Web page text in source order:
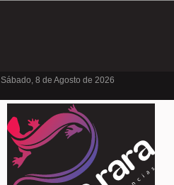
Sábado, 8 de Agosto de 2026